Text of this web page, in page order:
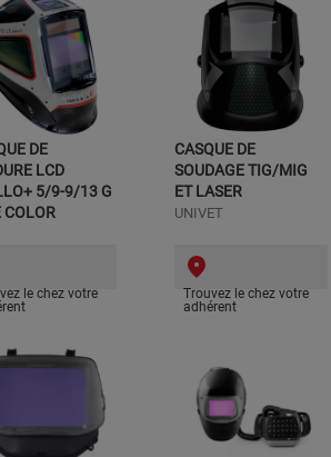
DE
LCD
5/9-9/13 G
COLOR
le chez votre
CASQUE DE
SOUDAGE TIG/MIG
ET LASER
UNIVET
Trouvez le chez votre
adhérent